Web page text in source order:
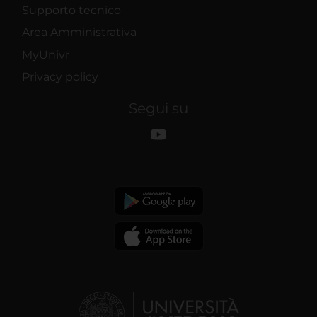
Supporto tecnico
Area Amministrativa
MyUnivr
Privacy policy
Segui su